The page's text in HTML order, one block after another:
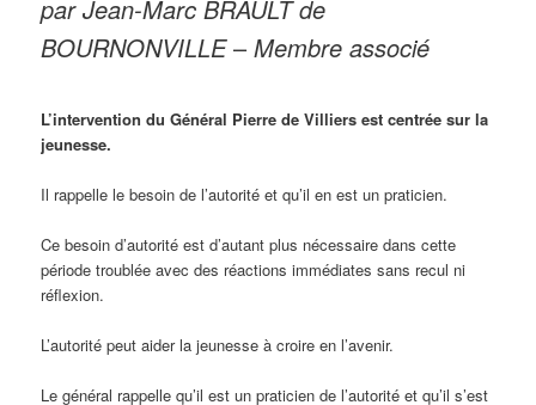
par Jean-Marc BRAULT de
BOURNONVILLE– Membre associé
L’intervention du Général Pierre de Villiers est centrée sur la
jeunesse.
Il rappelle le besoin de l’autorité et qu’il en est un praticien.
Ce besoin d’autorité est d’autant plus nécessaire dans cette
période troublée avec des réactions immédiates sans recul ni
réflexion.
L’autorité peut aider la jeunesse à croire en l’avenir.
Le général rappelle qu’il est un praticien de l’autorité et qu’il s’est